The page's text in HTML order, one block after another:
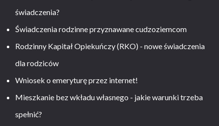
świadczenia?
Świadczenia rodzinne przyznawane cudzoziemcom
Rodzinny Kapitał Opiekuńczy (RKO) - nowe świadczenia
dla rodziców
Wniosek o emeryturę przez internet!
Mieszkanie bez wkładu własnego - jakie warunki trzeba
spełnić?